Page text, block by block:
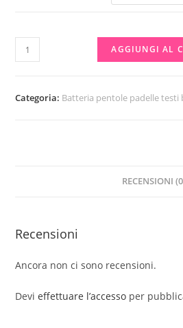
Bistecchiera
quantità
AGGIUNGI AL
Categoria: Batteria pentole padelle testi
RECENSIONI
Recensioni
Ancora non ci sono recensioni.
Devieffettuare l’accesso per